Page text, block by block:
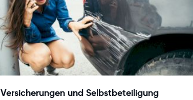
Versicherungen und Selbstbeteiligung